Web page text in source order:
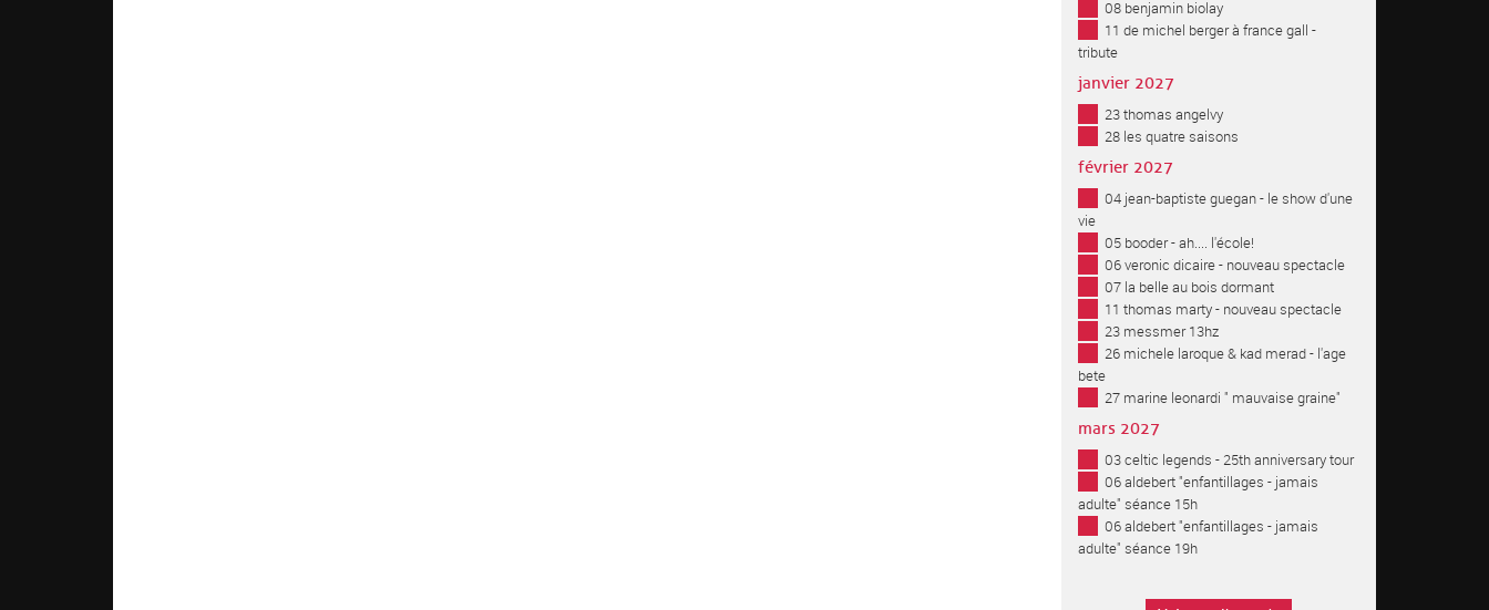
08 benjamin biolay
11 de michel berger à france gall -
tribute
janvier 2027
23 thomas angelvy
28 les quatre saisons
février 2027
04 jean-baptiste guegan - le show d'une
vie
05 booder - ah.... l'école!
06 veronic dicaire - nouveau spectacle
07 la belle au bois dormant
11 thomas marty - nouveau spectacle
23 messmer 13hz
26 michele laroque & kad merad - l'age
bete
27 marine leonardi " mauvaise graine"
mars 2027
03 celtic legends - 25th anniversary tour
06 aldebert "enfantillages - jamais
adulte" séance 15h
06 aldebert "enfantillages - jamais
adulte" séance 19h